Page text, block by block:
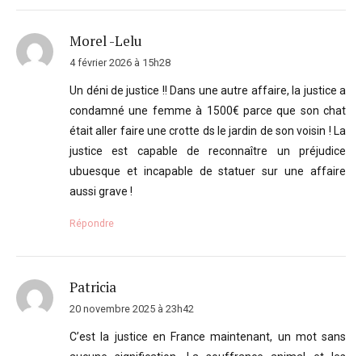
Morel -Lelu
4 février 2026 à 15h28
Un déni de justice !! Dans une autre affaire, la justice a
condamné une femme à 1500€ parce que son chat
était aller faire une crotte ds le jardin de son voisin ! La
justice est capable de reconnaître un préjudice
ubuesque et incapable de statuer sur une affaire
aussi grave !
Répondre
Patricia
20 novembre 2025 à 23h42
C’est la justice en France maintenant, un mot sans